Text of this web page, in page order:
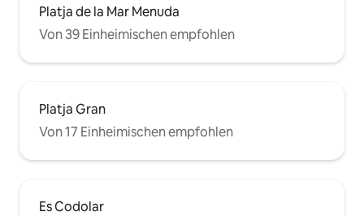
Platja de la Mar Menuda
Von 39 Einheimischen empfohlen
Platja Gran
Von 17 Einheimischen empfohlen
Es Codolar